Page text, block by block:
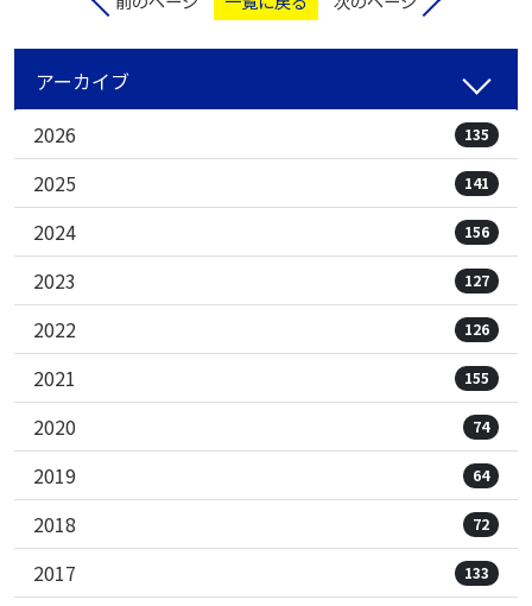
アーカイブ
2026
135
2025 141
2024 156
2023 127
2022 126
2021 155
2020 74
2019 64
2018 72
2017 133